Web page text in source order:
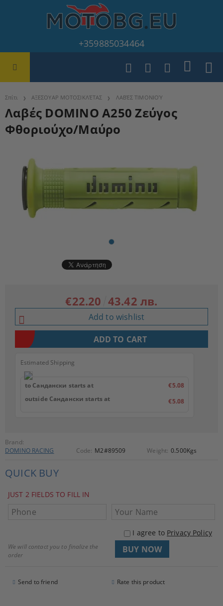
+359885034464
Σπίτι ΑΞΕΣΟΥΑΡ ΜΟΤΟΣΙΚΛΈΤΑΣ ΛΑΒΈΣ ΤΙΜΟΝΙΟΎ
Λαβές DOMINO A250 Ζεύγος
Φθοριούχο/Μαύρο
Brand:
DOMINO RACING
Code: M2#89509 Weight: 0.500Kgs
QUICK BUY
JUST 2 FIELDS TO FILL IN
I agree to Privacy Policy
We will contact you to finalize the
order
Send to friend Rate this product
€22.20 43.42 лв.
Add to wishlist
Estimated Shipping
to Сандански starts at
€5.08
outside Сандански starts at
€5.08